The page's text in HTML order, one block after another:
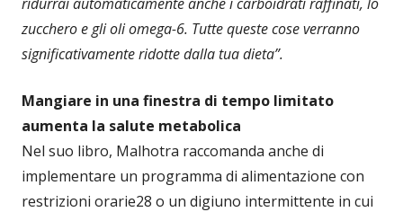
zucchero e gli oli omega-6. Tutte queste cose verranno
significativamente ridotte dalla tua dieta”.
Mangiare in una finestra di tempo limitato
aumenta la salute metabolica
Nel suo libro, Malhotra raccomanda anche di
implementare un programma di alimentazione con
restrizioni orarie28 o un digiuno intermittente in cui